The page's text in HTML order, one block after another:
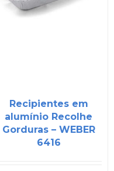
Recipientes em
alumínio Recolhe
Gorduras – WEBER
6416